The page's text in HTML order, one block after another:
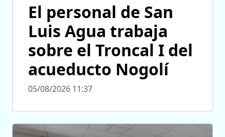
El personal de San
Luis Agua trabaja
sobre el Troncal I del
acueducto Nogolí
05/08/2026 11:37